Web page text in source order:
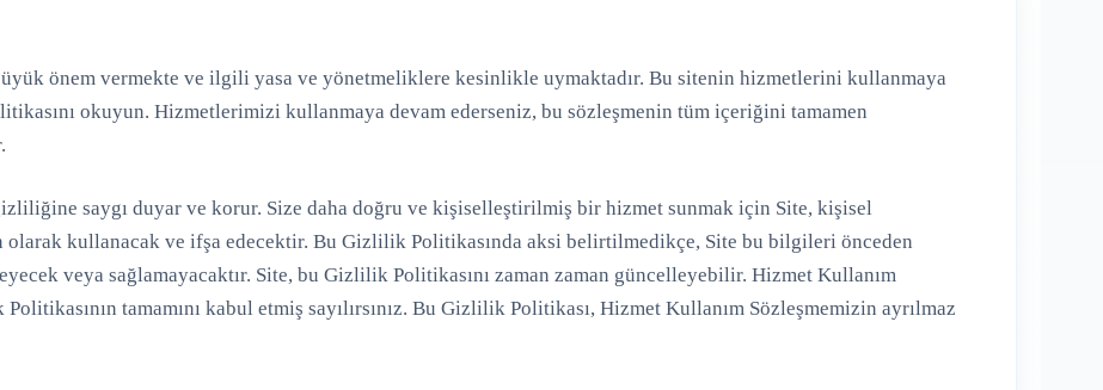
önem vermekte ve ilgili yasa ve yönetmeliklere kesinlikle uymaktadır. Bu sitenin hizmetlerini kullanmaya
okuyun. Hizmetlerimizi kullanmaya devam ederseniz, bu sözleşmenin tüm içeriğini tamamen
saygı duyar ve korur. Size daha doğru ve kişiselleştirilmiş bir hizmet sunmak için Site, kişisel
kullanacak ve ifşa edecektir. Bu Gizlilik Politikasında aksi belirtilmedikçe, Site bu bilgileri önceden
veya sağlamayacaktır. Site, bu Gizlilik Politikasını zaman zaman güncelleyebilir. Hizmet Kullanım
tamamını kabul etmiş sayılırsınız. Bu Gizlilik Politikası, Hizmet Kullanım Sözleşmemizin ayrılmaz